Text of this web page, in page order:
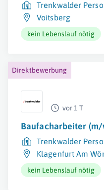
Trenkwalder
Voitsberg
kein Lebenslauf nötig
Direktbewerbung
vor 1 T
Baufacharbeiter
Trenkwalder
Klagenfurt Am
kein Lebenslauf nötig